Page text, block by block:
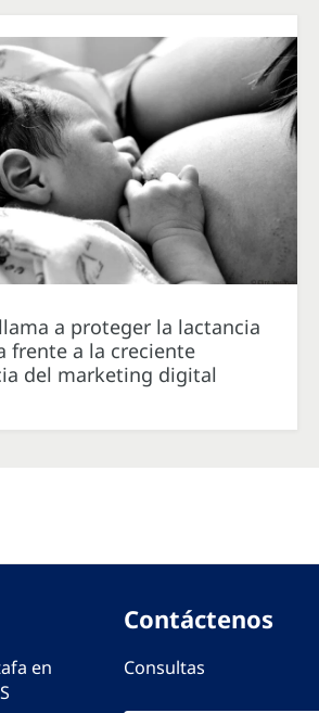
a proteger la lactancia
frente a la creciente
del marketing digital
en
Contáctenos
Consultas